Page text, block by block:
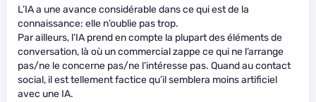
L’IA a une avance considérable dans ce qui est de la
connaissance: elle n’oublie pas trop.
Par ailleurs, l’IA prend en compte la plupart des éléments de
conversation, là où un commercial zappe ce qui ne l’arrange
pas/ne le concerne pas/ne l’intéresse pas. Quand au contact
social, il est tellement factice qu’il semblera moins artificiel
avec une IA.